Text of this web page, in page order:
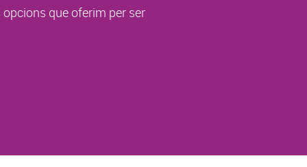
que oferim per ser